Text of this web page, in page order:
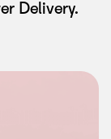
Delivery.